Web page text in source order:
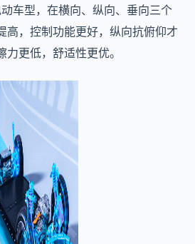
车型，在横向、纵向、垂向三个
高，控制功能更好，纵向抗俯仰才
更低，舒适性更优。